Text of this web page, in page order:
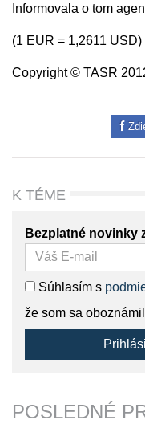
Informovala o tom
(1 EUR = 1,2611 USD)
Copyright © TASR
K TÉME
Bezplatné novinky
Súhlasím s
že som sa
POSLEDNÉ